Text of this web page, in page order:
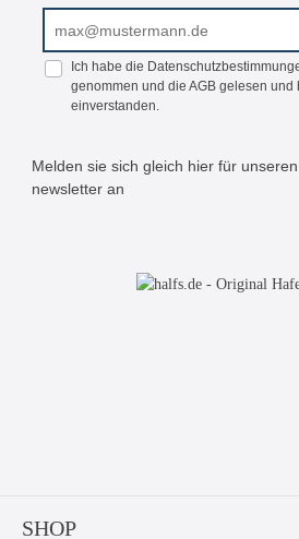
Ich habe die
genommen und die AGB gelesen und
einverstanden.
Melden sie sich gleich hier für
newsletter an
SHOP